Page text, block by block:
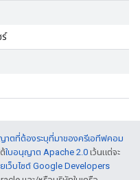
าตที่ต้องระบุที่มาของครีเอทีฟคอม
ใบอนุญาต Apache 2.0 เว้นแต่จะ
เว็บไซต์ Google Developers